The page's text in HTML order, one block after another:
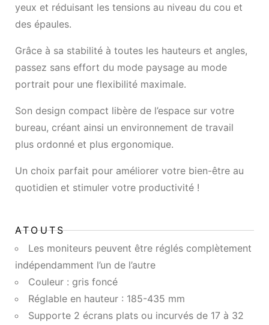
yeux et réduisant les tensions au niveau du cou et
des épaules.
Grâce à sa stabilité à toutes les hauteurs et angles,
passez sans effort du mode paysage au mode
portrait pour une flexibilité maximale.
Son design compact libère de l’espace sur votre
bureau, créant ainsi un environnement de travail
plus ordonné et plus ergonomique.
Un choix parfait pour améliorer votre bien-être au
quotidien et stimuler votre productivité !
ATOUTS
Les moniteurs peuvent être réglés complètement
indépendamment l’un de l’autre
Couleur : gris foncé
Réglable en hauteur : 185-435 mm
Supporte 2 écrans plats ou incurvés de 17 à 32